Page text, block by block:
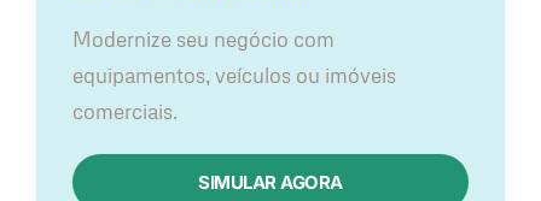
Modernize seu negócio com
equipamentos, veículos ou imóveis
comerciais.
SIMULAR AGORA